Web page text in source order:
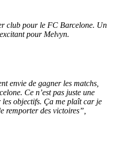
club pour le FC Barcelone. Un
pour Melvyn.
envie de gagner les matchs,
Ce n’est pas juste une
objectifs. Ça me plaît car je
remporter des victoires”,